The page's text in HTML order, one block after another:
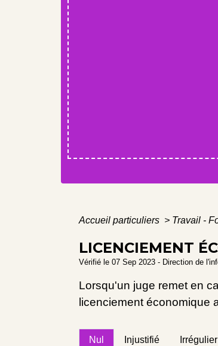
Accueil particuliers > Travail -
LICENCIEMENT
Vérifié le 07 Sep 2023 - Direction de
Lorsqu'un juge remet en
licenciement économique
Nul Injustifié Irrégulier